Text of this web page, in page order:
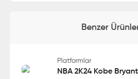
Benzer
Platformlar
NBA 2K24 Kobe